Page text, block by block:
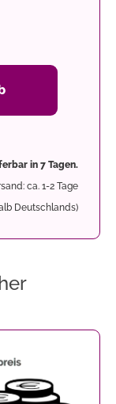
in 7 Tagen.
ca. 1-2 Tage
Deutschlands)